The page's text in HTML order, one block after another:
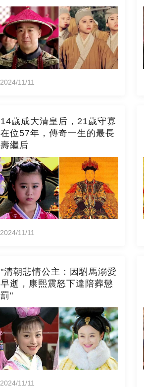
2024/11/11
14歲成大清皇后，21歲守寡
在位57年，傳奇一生的最長
壽繼后
2024/11/11
"清朝悲情公主：因駙馬溺愛
早逝，康熙震怒下達陪葬懲
罰"
2024/11/11